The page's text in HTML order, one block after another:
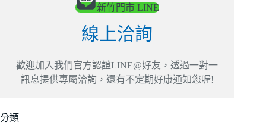
新竹門市 LINE
線上洽詢
歡迎加入我們官方認證LINE@好友，透過一對一
訊息提供專屬洽詢，還有不定期好康通知您喔!
分類